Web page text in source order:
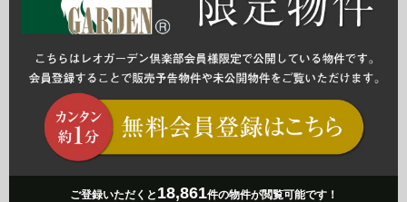
ご登録いただくと 18,861件の物件が閲覧可能です！